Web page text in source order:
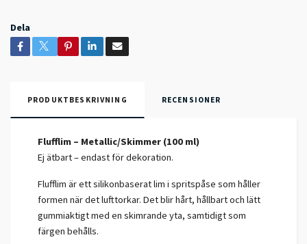
Dela
PRODUKTBESKRIVNING RECENSIONER
Flufflim – Metallic/Skimmer (100 ml)
Ej ätbart – endast för dekoration.
Flufflim är ett silikonbaserat lim i spritspåse som håller
formen när det lufttorkar. Det blir hårt, hållbart och lätt
gummiaktigt med en skimrande yta, samtidigt som
färgen behålls.